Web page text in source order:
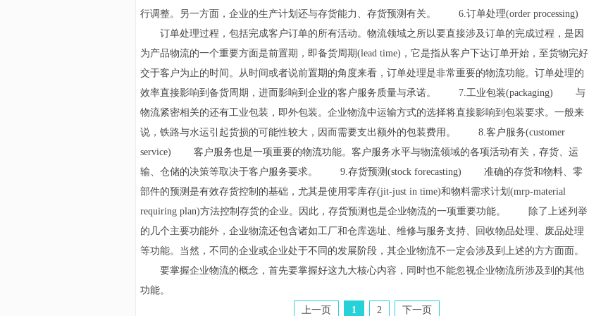
行调整。另一方面，企业的生产计划还与存货能力、存货预测有关。 6.订单处理(order processing)
订单处理过程，包括完成客户订单的所有活动。物流领域之所以要直接涉及订单的完成过程，是因
为产品物流的一个重要方面是前置期，即备货周期(lead time)，它是指从客户下达订单开始，至货物完好
交于客户为止的时间。从时间或者说前置期的角度来看，订单处理是非常重要的物流功能。订单处理的
效率直接影响到备货周期，进而影响到企业的客户服务质量与承诺。 7.工业包装(packaging) 与
物流紧密相关的还有工业包装，即外包装。企业物流中运输方式的选择将直接影响到包装要求。一般来
说，铁路与水运引起货损的可能性较大，因而需要支出额外的包装费用。 8.客户服务(customer
service) 客户服务也是一项重要的物流功能。客户服务水平与物流领域的各项活动有关，存货、运
输、仓储的决策等取决于客户服务要求。 9.存货预测(stock forecasting) 准确的存货和物料、零
部件的预测是有效存货控制的基础，尤其是使用零库存(jit-just in time)和物料需求计划(mrp-material
requiring plan)方法控制存货的企业。因此，存货预测也是企业物流的一项重要功能。 除了上述列举
的几个主要功能外，企业物流还包含诸如工厂和仓库选址、维修与服务支持、回收物品处理、废品处理
等功能。当然，不同的企业或企业处于不同的发展阶段，其企业物流不一定会涉及到上述的方方面面。
要掌握企业物流的概念，首先要掌握好这九大核心内容，同时也不能忽视企业物流所涉及到的其他
功能。
上一页
1 2 下一页